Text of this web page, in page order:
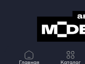
Главная Каталог
© Magrest 2013-2024